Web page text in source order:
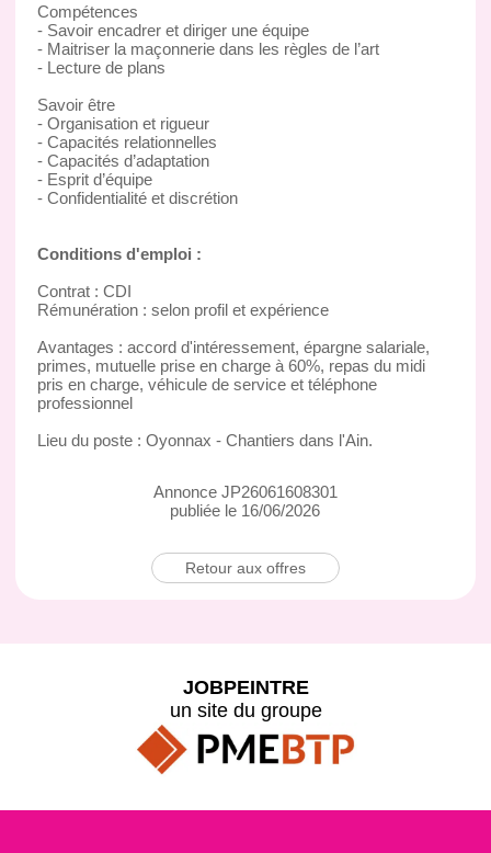
Compétences
- Savoir encadrer et diriger une équipe
- Maitriser la maçonnerie dans les règles de l’art
- Lecture de plans
Savoir être
- Organisation et rigueur
- Capacités relationnelles
- Capacités d’adaptation
- Esprit d’équipe
- Confidentialité et discrétion
Conditions d'emploi :
Contrat : CDI
Rémunération : selon profil et expérience
Avantages : accord d'intéressement, épargne salariale,
primes, mutuelle prise en charge à 60%, repas du midi
pris en charge, véhicule de service et téléphone
professionnel
Lieu du poste : Oyonnax - Chantiers dans l'Ain.
Annonce JP26061608301
publiée le 16/06/2026
Retour aux offres
JOBPEINTRE
un site du groupe